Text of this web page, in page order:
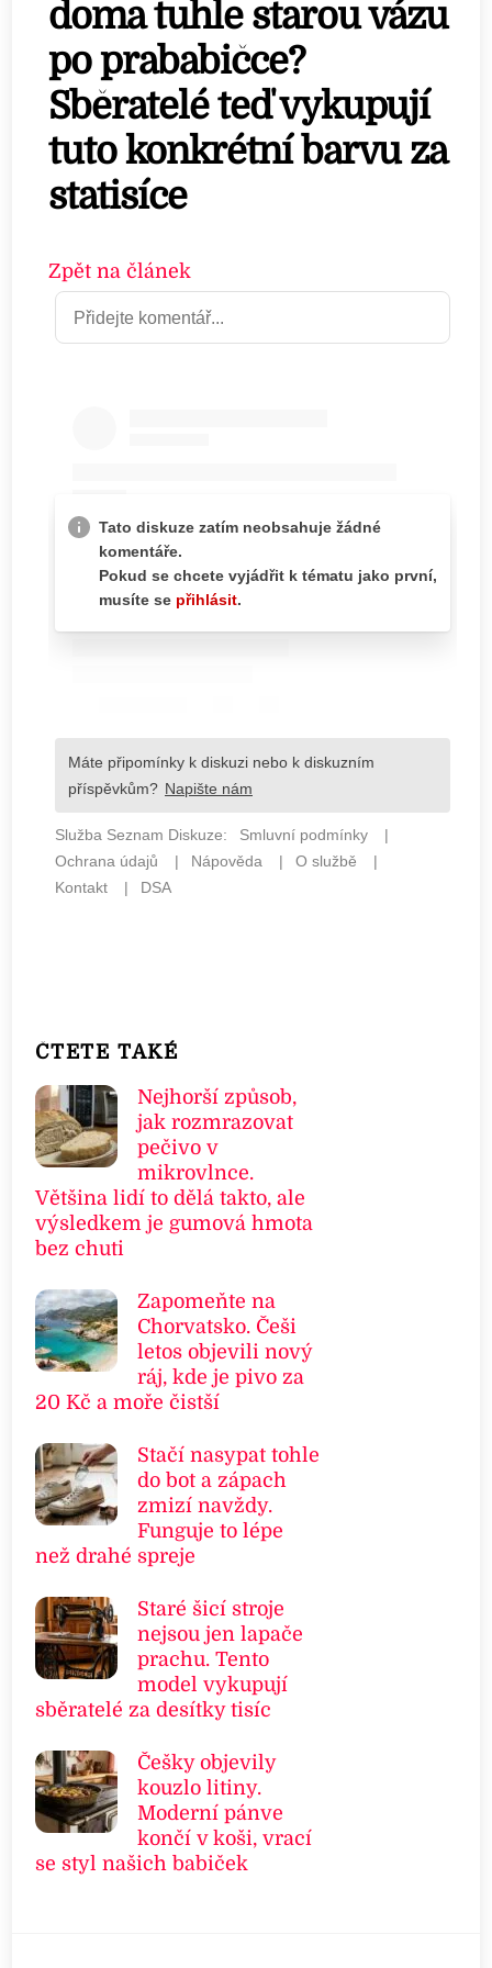
doma tuhle starou vázu
po prababičce?
Sběratelé teď vykupují
tuto konkrétní barvu za
statisíce
Zpět na článek
ČTETE TAKÉ
Nejhorší způsob,
jak rozmrazovat
pečivo v
mikrovlnce.
Většina lidí to dělá takto, ale
výsledkem je gumová hmota
bez chuti
Zapomeňte na
Chorvatsko. Češi
letos objevili nový
ráj, kde je pivo za
20 Kč a moře čistší
Stačí nasypat tohle
do bot a zápach
zmizí navždy.
Funguje to lépe
než drahé spreje
Staré šicí stroje
nejsou jen lapače
prachu. Tento
model vykupují
sběratelé za desítky tisíc
Češky objevily
kouzlo litiny.
Moderní pánve
končí v koši, vrací
se styl našich babiček